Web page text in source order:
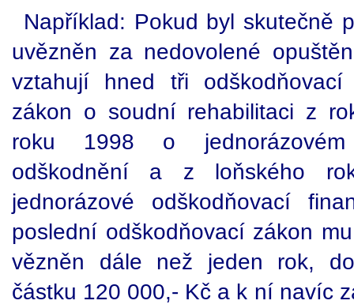
Například: Pokud byl skutečně
uvězněn za nedovolené
vztahují hned tři
zákon o soudní rehabilitaci z
roku 1998 o jednorázovém
odškodnění a z loňského
jednorázové odškodňovací
poslední odškodňovací zákon
vězněn dále než jeden rok,
částku 120 000,- Kč a k ní navíc